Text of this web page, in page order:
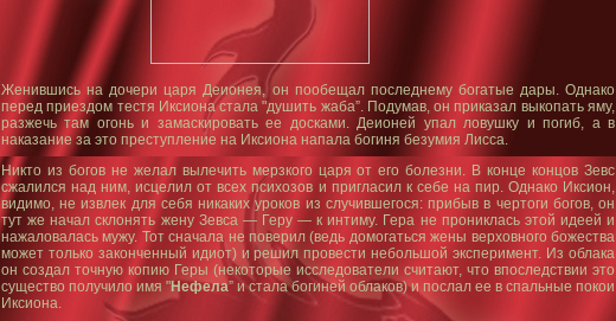
Женившись на дочери царя Деионея, он пообещал последнему богатые дары. Однако
перед приездом тестя Иксиона стала "душить жаба”. Подумав, он приказал выкопать яму,
разжечь там огонь и замаскировать ее досками. Деионей упал ловушку и погиб, а в
наказание за это преступление на Иксиона напала богиня безумия Лисса.
Никто из богов не желал вылечить мерзкого царя от его болезни. В конце концов Зевс
сжалился над ним, исцелил от всех психозов и пригласил к себе на пир. Однако Иксион,
видимо, не извлек для себя никаких уроков из случившегося: прибыв в чертоги богов, он
тут же начал склонять жену Зевса — Геру — к интиму. Гера не прониклась этой идеей и
нажаловалась мужу. Тот сначала не поверил (ведь домогаться жены верховного божества
может только законченный идиот) и решил провести небольшой эксперимент. Из облака
он создал точную копию Геры (некоторые исследователи считают, что впоследствии это
существо получило имя "Нефела” и стала богиней облаков) и послал ее в спальные покои
Иксиона.